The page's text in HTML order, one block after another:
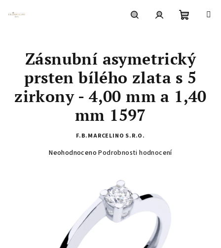
košík
Zásnubní asymetrický
prsten bílého zlata s 5
zirkony - 4,00 mm a 1,40
mm 1597
F.B.MARCELINO S.R.O.
Průměrné
hvězdiček.
Neohodnoceno Podrobnosti hodnocení